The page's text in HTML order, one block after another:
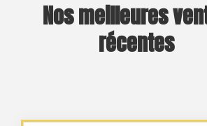
Nos meilleures
récentes